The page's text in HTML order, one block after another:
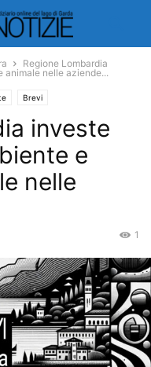
Regione Lombardia
animale nelle aziende...
Brevi
investe
e
nelle
1